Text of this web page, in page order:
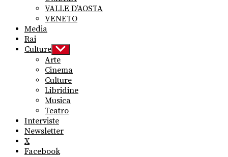
VALLE D’AOSTA
VENETO
Media
Rai
Culture Show
sub
menu
Arte
Cinema
Culture
Libridine
Musica
Teatro
Interviste
Newsletter
X
Facebook